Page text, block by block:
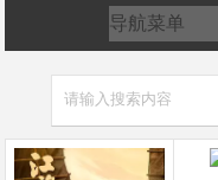
请输入搜索内容